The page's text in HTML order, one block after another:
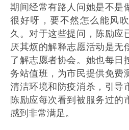
期间经常有路人问她是不是
很好呀，要不然怎么能风
久。对于这些提问，陈励应
厌其烦的解释志愿活动是无
了解志愿者协会。她也每日
务站值班，为市民提供免费
清洁环境和防疫消杀，引导
陈励应每次看到被服务过的
感到非常满足。